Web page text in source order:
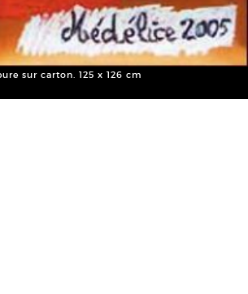
sur carton. 125 x 126 cm